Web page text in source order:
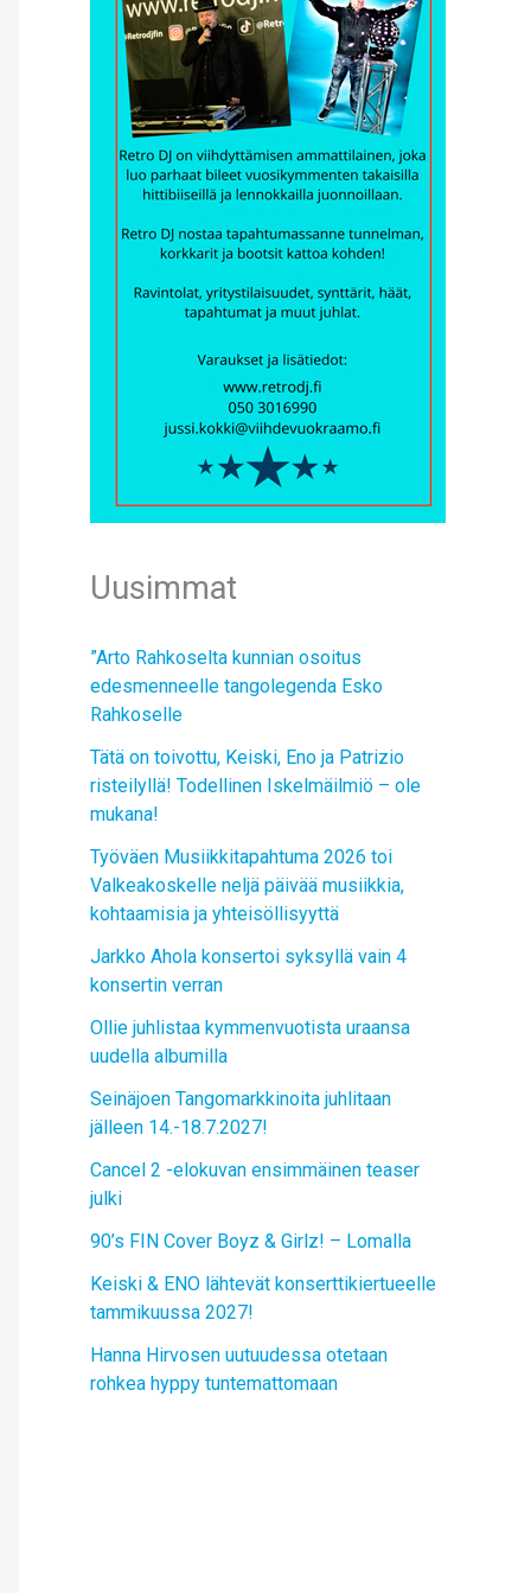
Uusimmat
”Arto Rahkoselta kunnian osoitus
edesmenneelle tangolegenda Esko
Rahkoselle
Tätä on toivottu, Keiski, Eno ja Patrizio
risteilyllä! Todellinen Iskelmäilmiö – ole
mukana!
Työväen Musiikkitapahtuma 2026 toi
Valkeakoskelle neljä päivää musiikkia,
kohtaamisia ja yhteisöllisyyttä
Jarkko Ahola konsertoi syksyllä vain 4
konsertin verran
Ollie juhlistaa kymmenvuotista uraansa
uudella albumilla
Seinäjoen Tangomarkkinoita juhlitaan
jälleen 14.-18.7.2027!
Cancel 2 -elokuvan ensimmäinen teaser
julki
90’s FIN Cover Boyz & Girlz! – Lomalla
Keiski & ENO lähtevät konserttikiertueelle
tammikuussa 2027!
Hanna Hirvosen uutuudessa otetaan
rohkea hyppy tuntemattomaan